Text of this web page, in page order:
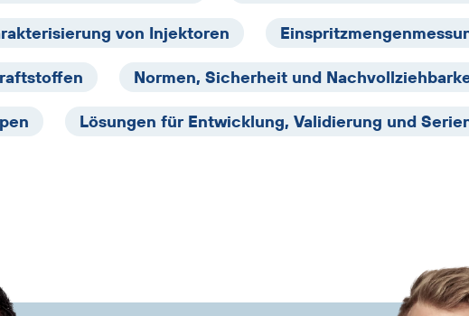
von Injektoren
Normen, Sicherheit und
Lösungen für Entwicklung, Validierung und